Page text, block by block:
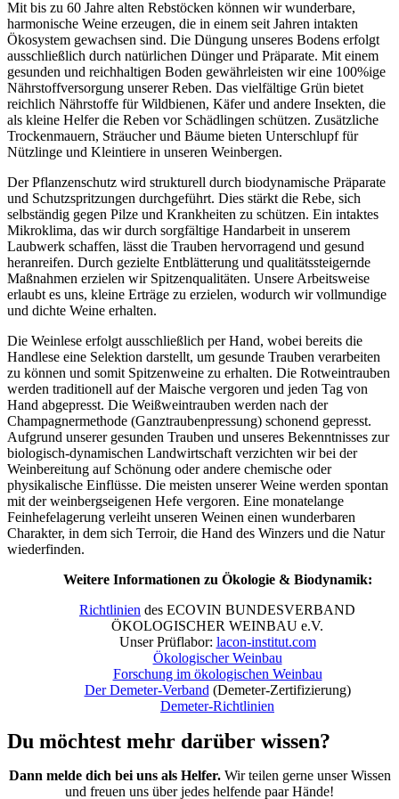
Mit bis zu 60 Jahre alten Rebstöcken können wir wunderbare,
harmonische Weine erzeugen, die in einem seit Jahren intakten
Ökosystem gewachsen sind. Die Düngung unseres Bodens erfolgt
ausschließlich durch natürlichen Dünger und Präparate. Mit einem
gesunden und reichhaltigen Boden gewährleisten wir eine 100%ige
Nährstoffversorgung unserer Reben. Das vielfältige Grün bietet
reichlich Nährstoffe für Wildbienen, Käfer und andere Insekten, die
als kleine Helfer die Reben vor Schädlingen schützen. Zusätzliche
Trockenmauern, Sträucher und Bäume bieten Unterschlupf für
Nützlinge und Kleintiere in unseren Weinbergen.
Der Pflanzenschutz wird strukturell durch biodynamische Präparate
und Schutzspritzungen durchgeführt. Dies stärkt die Rebe, sich
selbständig gegen Pilze und Krankheiten zu schützen. Ein intaktes
Mikroklima, das wir durch sorgfältige Handarbeit in unserem
Laubwerk schaffen, lässt die Trauben hervorragend und gesund
heranreifen. Durch gezielte Entblätterung und qualitätssteigernde
Maßnahmen erzielen wir Spitzenqualitäten. Unsere Arbeitsweise
erlaubt es uns, kleine Erträge zu erzielen, wodurch wir vollmundige
und dichte Weine erhalten.
Die Weinlese erfolgt ausschließlich per Hand, wobei bereits die
Handlese eine Selektion darstellt, um gesunde Trauben verarbeiten
zu können und somit Spitzenweine zu erhalten. Die Rotweintrauben
werden traditionell auf der Maische vergoren und jeden Tag von
Hand abgepresst. Die Weißweintrauben werden nach der
Champagnermethode (Ganztraubenpressung) schonend gepresst.
Aufgrund unserer gesunden Trauben und unseres Bekenntnisses zur
biologisch-dynamischen Landwirtschaft verzichten wir bei der
Weinbereitung auf Schönung oder andere chemische oder
physikalische Einflüsse. Die meisten unserer Weine werden spontan
mit der weinbergseigenen Hefe vergoren. Eine monatelange
Feinhefelagerung verleiht unseren Weinen einen wunderbaren
Charakter, in dem sich Terroir, die Hand des Winzers und die Natur
wiederfinden.
Weitere Informationen zu Ökologie & Biodynamik:
Richtlinien des ECOVIN BUNDESVERBAND
ÖKOLOGISCHER WEINBAU e.V.
Unser Prüflabor: lacon-institut.com
Ökologischer Weinbau
Forschung im ökologischen Weinbau
Der Demeter-Verband (Demeter-Zertifizierung)
Demeter-Richtlinien
Du möchtest mehr darüber wissen?
Dann melde dich bei uns als Helfer.Wir teilen gerne unser Wissen
und freuen uns über jedes helfende paar Hände!